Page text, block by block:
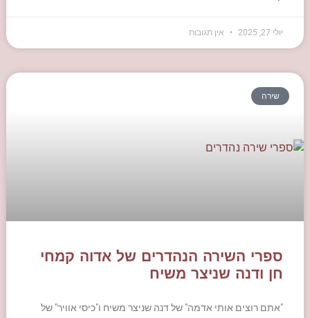
יולי 27, 2025 אין תגובות
שירה
ספרי השירה הנהדרים של אדוה קמחי
חן ודנה שניצר משיח
"אתם רוצים אותי אדמה" של דנה שניצר משיח ו"כיסי אוויר" של